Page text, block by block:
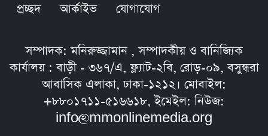
প্রচ্ছদ আর্কাইভ যোগাযোগ
সম্পাদক: মনিরুজ্জামান , সম্পাদকীয় ও বানিজ্যিক
কার্যালয় : বাড়ী - ৩৬৭/এ, ফ্ল্যাট-২বি, রোড়-০৯, বসুন্ধরা
আবাসিক এলাকা, ঢাকা-১২১২। মোবাইল:
+৮৮০১৭১১-৫১৬৬১৮, ইমেইল: নিউজ:
info@mmonlinemedia.org